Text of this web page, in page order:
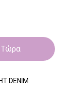
Τώρα
DENIM